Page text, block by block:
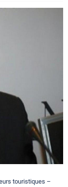
touristiques –